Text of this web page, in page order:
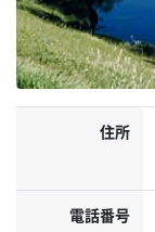
住所
電話番号